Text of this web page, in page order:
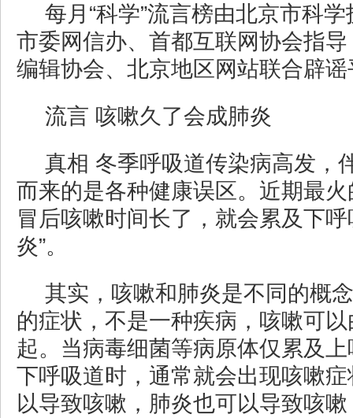
每月“科学”流言榜由北京市科
市委网信办、首都互联网协会指
编辑协会、北京地区网站联合辟
流言 咳嗽久了会成肺炎
真相 冬季呼吸道传染病高发，
而来的是各种健康误区。近期最火
冒后咳嗽时间长了，就会累及下
炎”。
其实，咳嗽和肺炎是不同的概
的症状，不是一种疾病，咳嗽可
起。当病毒细菌等病原体仅累及
下呼吸道时，通常就会出现咳嗽
以导致咳嗽，肺炎也可以导致咳